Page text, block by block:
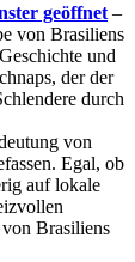
geöffnet –
von Brasiliens
und
der der
durch
von
Egal, ob
auf lokale
Brasiliens